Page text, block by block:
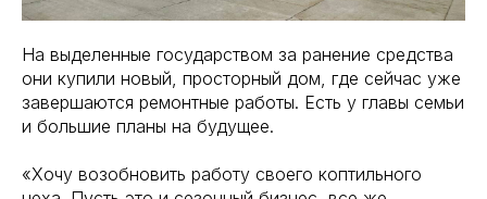
На выделенные государством за ранение средства
они купили новый, просторный дом, где сейчас уже
завершаются ремонтные работы. Есть у главы семьи
и большие планы на будущее.
«Хочу возобновить работу своего коптильного